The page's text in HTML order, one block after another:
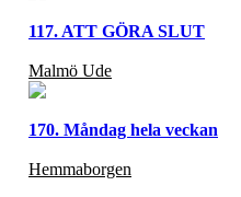
117. ATT GÖRA SLUT
Malmö Ude
170. Måndag hela veckan
Hemmaborgen